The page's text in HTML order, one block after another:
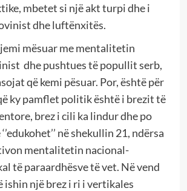
mbetet si një akt turpi dhe i
dhe luftënxitës.
mësuar me mentalitetin
dhe pushtues të popullit serb,
që kemi pësuar. Por, është për
ky pamflet politik është i brezit të
brez i cili ka lindur dhe po
në shekullin 21, ndërsa
mentalitetin nacional-
të paraardhësve të vet. Në vend
ishin një brez i ri i vertikales